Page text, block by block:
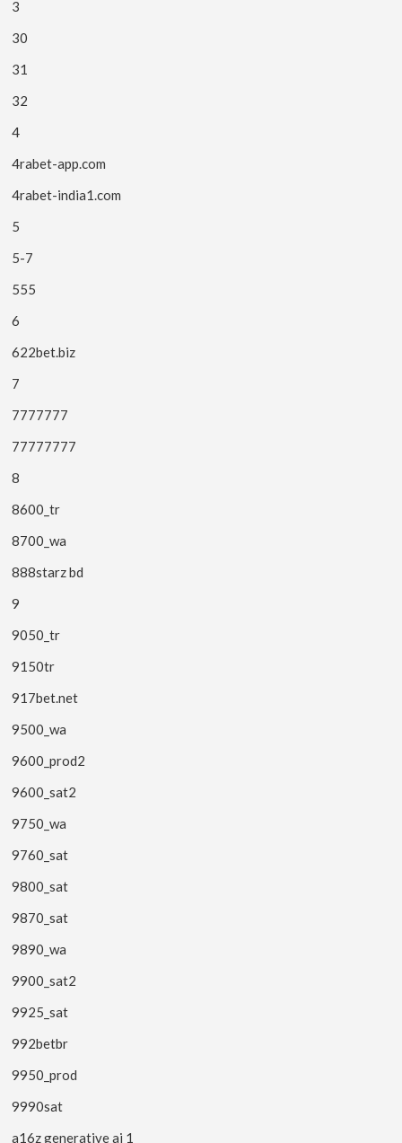
3
30
31
32
4
4rabet-app.com
4rabet-india1.com
5
5-7
555
6
622bet.biz
7
7777777
77777777
8
8600_tr
8700_wa
888starz bd
9
9050_tr
9150tr
917bet.net
9500_wa
9600_prod2
9600_sat2
9750_wa
9760_sat
9800_sat
9870_sat
9890_wa
9900_sat2
9925_sat
992betbr
9950_prod
9990sat
a16z generative ai 1